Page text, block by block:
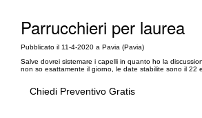
Parrucchieri per laurea
Pubblicato il 11-4-2020 a Pavia (Pavia)
Salve dovrei sistemare i capelli in quanto ho la
non so esattamente il giorno, le date stabilite sono il 22
Chiedi Preventivo Gratis